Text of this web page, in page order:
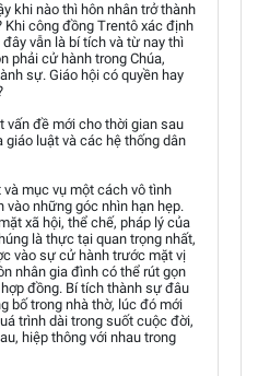
khi nào thì hôn nhân trở thành
Khi công đồng Trentô xác định
vẫn là bí tích và từ nay thì
phải cử hành trong Chúa,
sự. Giáo hội có quyền hay
vấn đề mới cho thời gian sau
luật và các hệ thống dân
mục vụ một cách vô tình
vào những góc nhìn hạn hẹp.
xã hội, thể chế, pháp lý của
là thực tại quan trọng nhất,
vào sự cử hành trước mặt vị
nhân gia đình có thể rút gọn
đồng. Bí tích thành sự đâu
bố trong nhà thờ, lúc đó mới
trình dài trong suốt cuộc đời,
hiệp thông với nhau trong